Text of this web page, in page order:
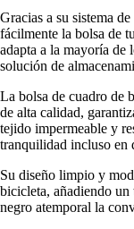
Gracias a su sistema
fácilmente la bolsa de
adapta a la mayoría de
solución de
La bolsa de cuadro de
de alta calidad,
tejido impermeable y
tranquilidad incluso en
Su diseño limpio y
bicicleta, añadiendo
negro atemporal la